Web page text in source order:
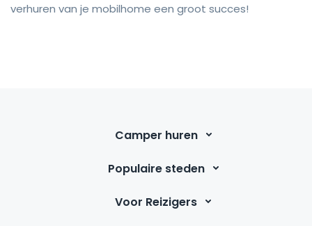
verhuren van je mobilhome een groot succes!
Camper huren
Populaire steden
Voor Reizigers